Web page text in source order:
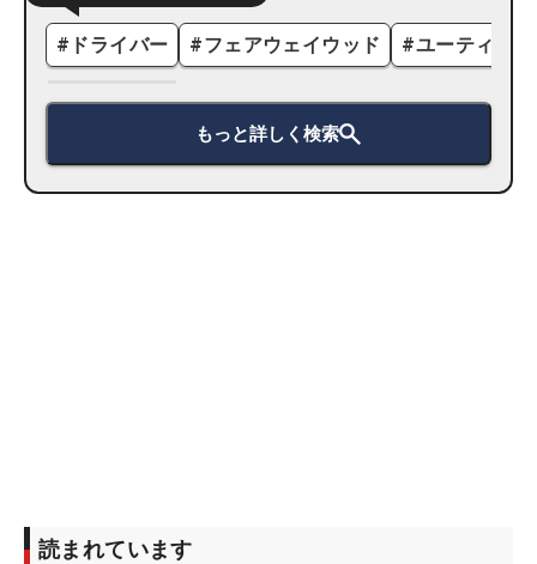
# ドライバー #フェアウェイウッド #ユーティリ
もっと詳しく検索
読まれています